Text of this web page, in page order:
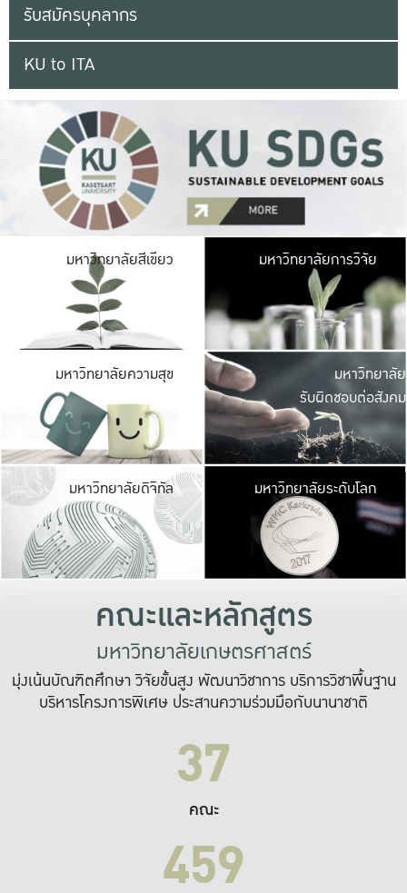
รับสมัครบุคลากร
KU to ITA
มหาวิทยาลัยสีเขียว มหาวิ
มีพื้นที่เขียวสดใส
เป็นป่าในเมือง เกษต
มหาวิทยาลัยการวิจัย
มหาวิทยาลัยความสุข มหาวิ
ค
เปิดประ
และพบเรื่องราวใ
มหาวิทยาลัย
รับผิดชอบต่อสังคม
มหาวิทยาลัยดิจิทัล มหาวิ
เปลี่ยนแปลง แล
เพื่อทำง
ระบบสารสนเทศ
มหาวิทยาลัยระดับโลก
คณะและหลักสูตร
มหาวิทยาลัยเกษตรศาสตร์
มุ่งเน้นบัณฑิตศึกษา วิจัยขั้นสูง พัฒนาวิชาการ บริการวิชาพื้นฐาน
บริหารโครงการพิเศษ ประสานความร่วมมือกับนานาชาติ
37
คณะ
459